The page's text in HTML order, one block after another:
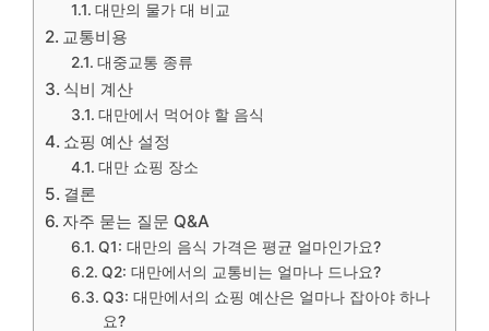
대만의 물가 대 비교
교통비용
대중교통 종류
식비 계산
대만에서 먹어야 할 음식
쇼핑 예산 설정
대만 쇼핑 장소
결론
자주 묻는 질문 Q&A
Q1: 대만의 음식 가격은 평균 얼마인가요?
Q2: 대만에서의 교통비는 얼마나 드나요?
Q3: 대만에서의 쇼핑 예산은 얼마나 잡아야 하나
요?